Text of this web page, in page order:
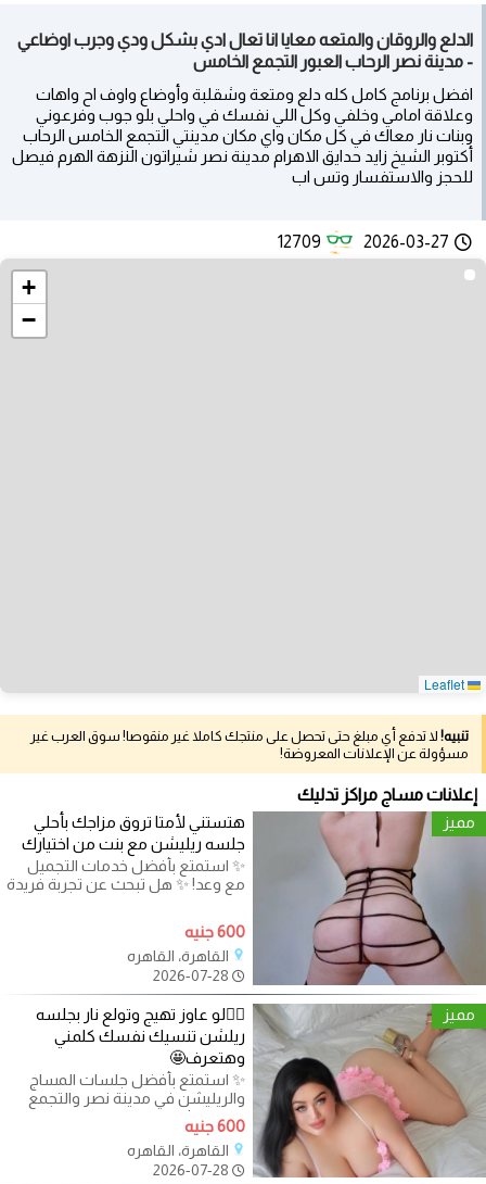
الدلع والروقان والمتعه معايا انا تعال ادي بشكل ودي وجرب اوضاعي
- مدينة نصر الرحاب العبور التجمع الخامس
افضل برنامج كامل كله دلع ومتعة وشقلبة وأوضاع واوف اح واهات
وعلاقة امامي وخلفي وكل اللي نفسك في واحلي بلو جوب وفرعوني
وبنات نار معاك في كل مكان واي مكان مدينتي التجمع الخامس الرحاب
أكتوبر الشيخ زايد حدايق الاهرام مدينة نصر شيراتون النزهة الهرم فيصل
للحجز والاستفسار وتس اب
2026-03-27
12709
+
−
تنبيه! لا تدفع أي مبلغ حتى تحصل على منتجك كاملا غير منقوصا! سوق العرب غير
مسؤولة عن الإعلانات المعروضة!
إعلانات مساج مراكز تدليك
مميز
هتستني لأمتا تروق مزاجك بأحلي
جلسه ريليشن مع بنت من اختيارك
✨ استمتع بأفضل خدمات التجميل
مع وعد! ✨ هل تبحث عن تجربة فريدة
600 جنيه
القاهرة، القاهره
مميز
❤️‍🔥لو عاوز تهيج وتولع نار بجلسه
ريلشن تنسيك نفسك كلمني
وهتعرف🤩
✨ استمتع بأفضل جلسات المساج
والريليشن في مدينة نصر والتجمع
ومدينتي! ✨ هل تبحث عن تجربة
فريدة من
600 جنيه
القاهرة، القاهره